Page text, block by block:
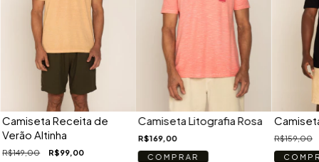
Camiseta Receita de
Verão Altinha
R$149,00
R$99,00
Camiseta Litografia Rosa
R$169,00
COMPRAR
R$159,00